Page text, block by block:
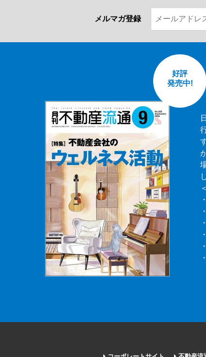
メルマガ登録
好評
発売中!